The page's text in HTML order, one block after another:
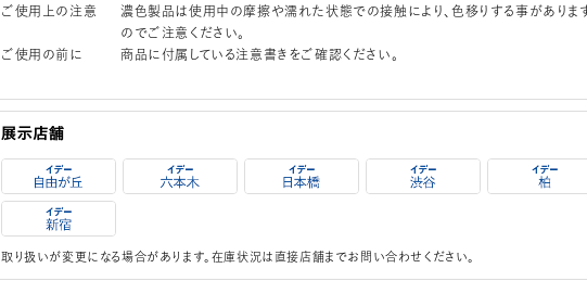
ご使用上の注意
濃色製品は使用中の摩擦や濡れた状態での接触により、色移りする事がありま
のでご注意ください。
ご使用の前に
商品に付属している注意書きをご確認ください。
取り扱いが変更になる場合があります。在庫状況は直接店舗までお問い合わせください。